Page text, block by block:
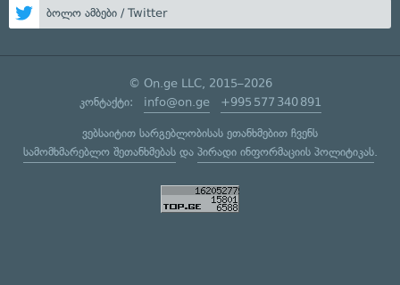
ბოლო ამბები / Twitter
© On.ge LLC, 2015–2026
კონტაქტი: info@on.ge +995 577 340 891
ვებსაიტით სარგებლობისას ეთანხმებით ჩვენს
სამომხმარებლო შეთანხმებასდა პირადი ინფორმაციის პოლიტიკას.